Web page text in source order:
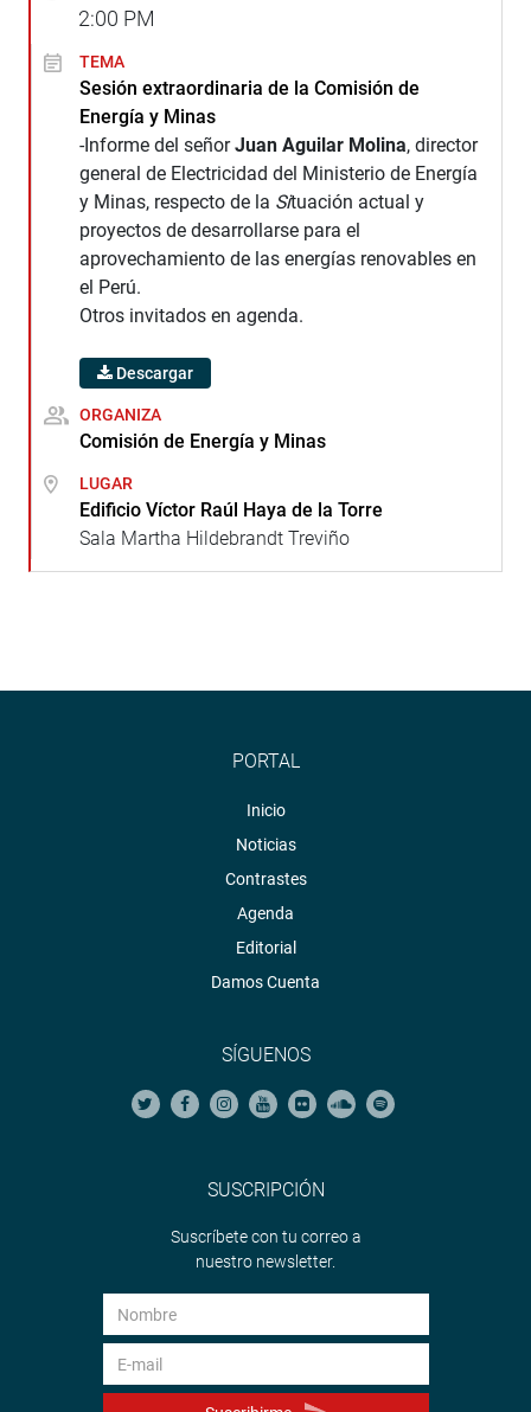
2:00 PM
TEMA
Sesión extraordinaria de la Comisión de
Energía y Minas
-Informe del señorJuan Aguilar Molina, director
general de Electricidad del Ministerio de Energía
y Minas, respecto de la Situación actual y
proyectos de desarrollarse para el
aprovechamiento de las energías renovables en
el Perú.
Otros invitados en agenda.
Descargar
ORGANIZA
Comisión de Energía y Minas
LUGAR
Edificio Víctor Raúl Haya de la Torre
Sala Martha Hildebrandt Treviño
PORTAL
Inicio
Noticias
Contrastes
Agenda
Editorial
Damos Cuenta
SÍGUENOS
SUSCRIPCIÓN
Suscríbete con tu correo a
nuestro newsletter.